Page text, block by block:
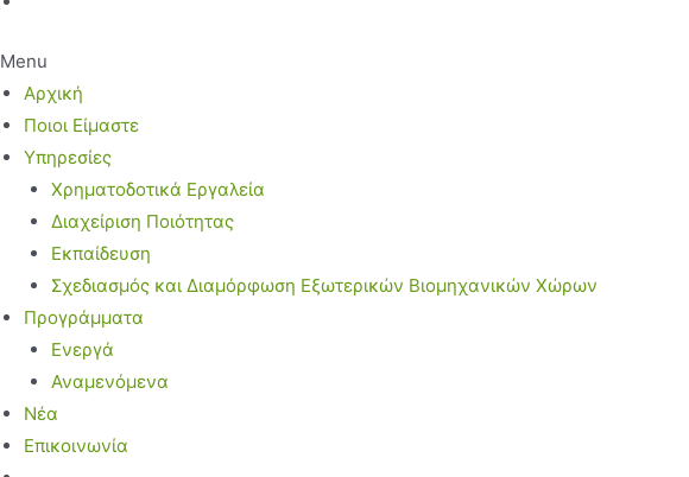
Menu
Αρχική
Ποιοι Είμαστε
Υπηρεσίες
Χρηματοδοτικά Εργαλεία
Διαχείριση Ποιότητας
Εκπαίδευση
Σχεδιασμός και Διαμόρφωση Εξωτερικών Βιομηχανικών Χώρων
Προγράμματα
Ενεργά
Αναμενόμενα
Νέα
Επικοινωνία